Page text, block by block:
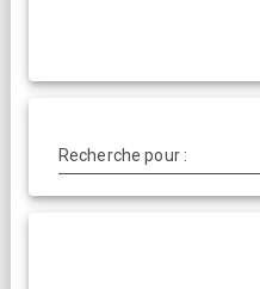
Recherche pour :